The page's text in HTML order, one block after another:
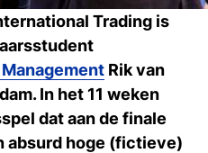
Trading is
Rik van
In het 11 weken
dat aan de finale
absurd hoge (fictieve)